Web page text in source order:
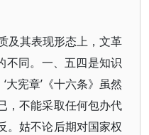
及其表现形态上，文革
不同。一、五四是知识
大宪章’《十六条》虽然
，不能采取任何包办代
。姑不论后期对国家权